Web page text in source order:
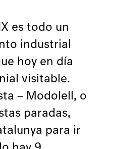
los
es todo un
industrial
hoy en día
visitable.
– Modolell, o
paradas,
para ir